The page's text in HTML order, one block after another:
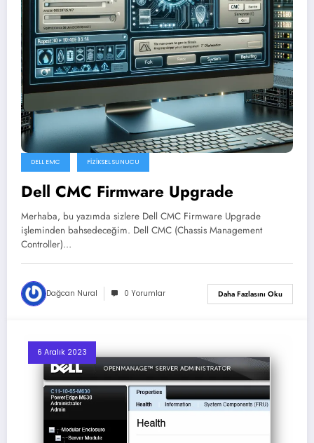
DELL EMC FIZIKSEL SUNUCU
Dell CMC Firmware Upgrade
Merhaba, bu yazımda sizlere Dell CMC Firmware Upgrade
işleminden bahsedeceğim. Dell CMC (Chassis Management
Controller)…
Dağcan Nural 0 Yorumlar Daha Fazlasını Oku
6 Aralık 2023